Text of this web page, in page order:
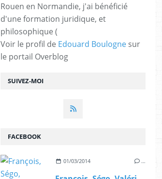
SUIVEZ-MOI
Rouen en Normandie, j'ai bénéficié
d'une formation juridique, et
philosophique (
Voir le profil de Edouard Boulogne sur
le portail Overblog
FACEBOOK
01/03/2014 …